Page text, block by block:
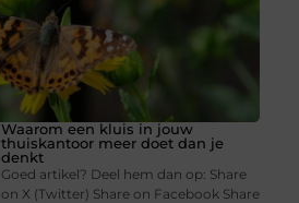
Waarom een kluis in jouw
thuiskantoor meer doet dan je
denkt
Goed artikel? Deel hem dan op: Share
on X (Twitter) Share on Facebook Share